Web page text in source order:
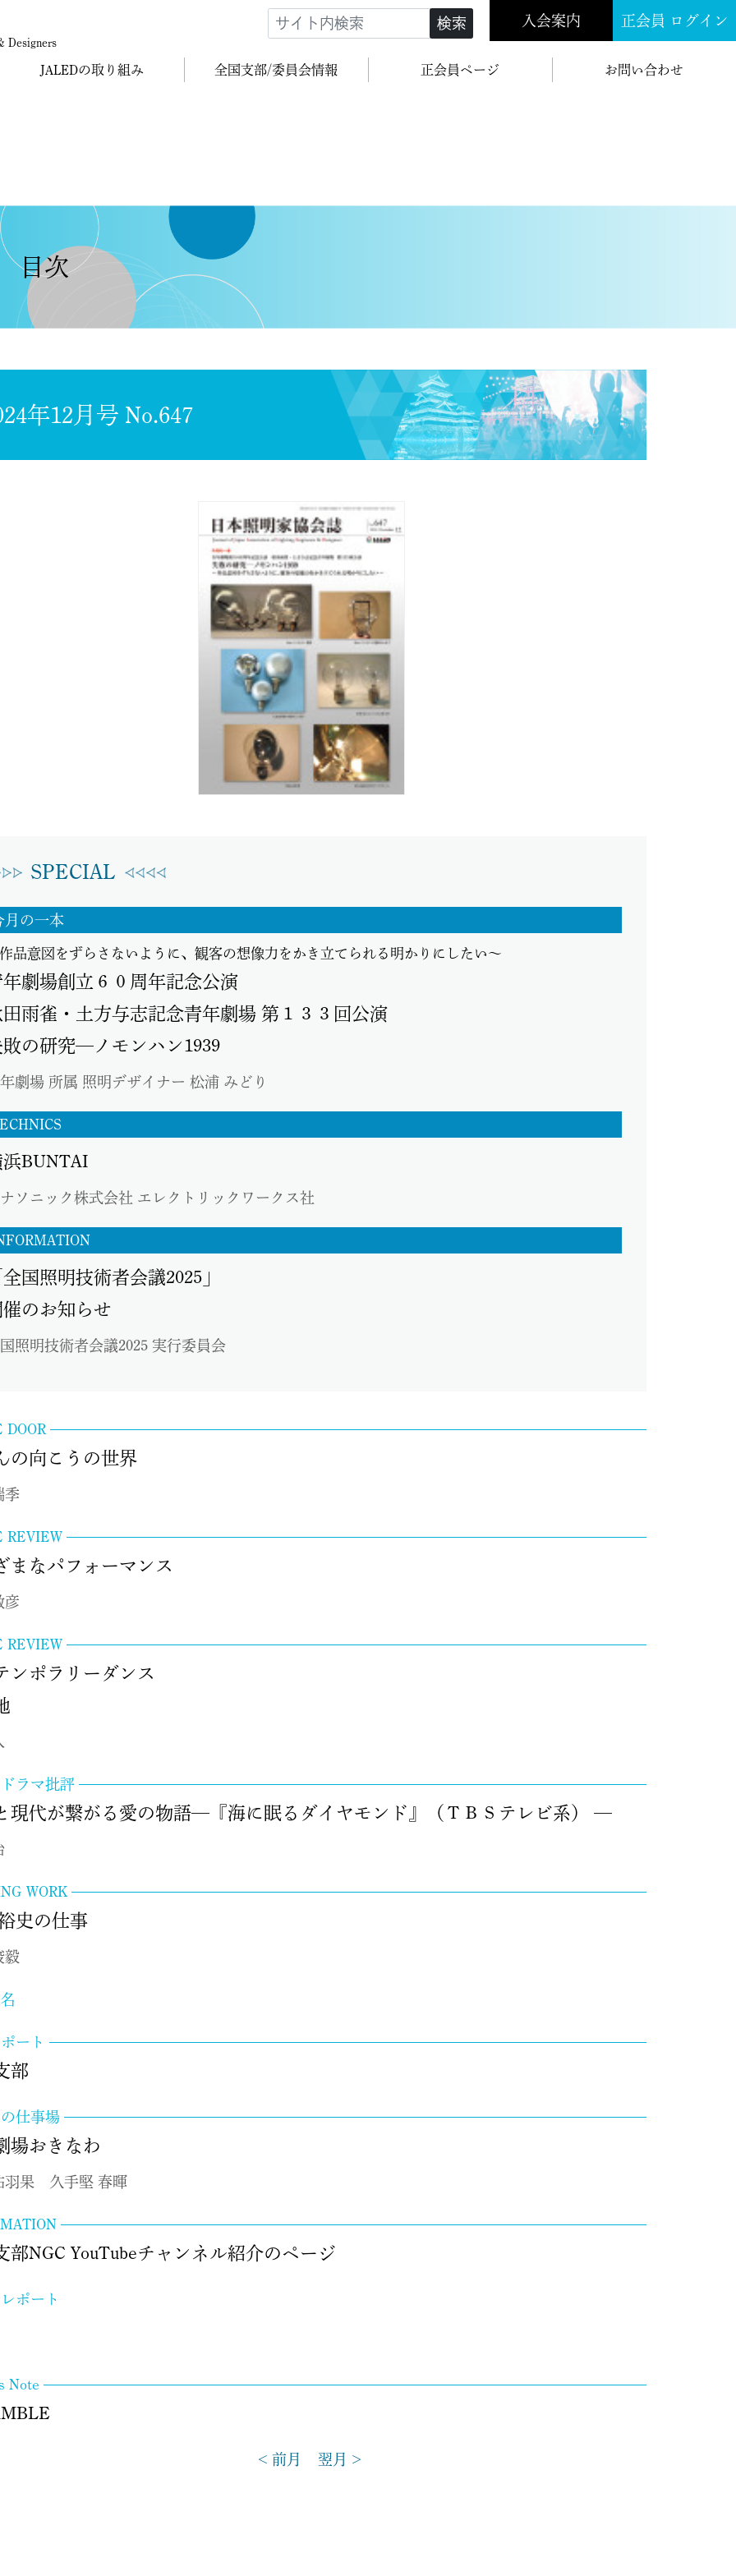
Designers
検索 入会案内 正会員 ログイン
JALEDの取り組み 全国支部/委員会情報 正会員ページ お問い合わせ
目次
年12月号 No.647
SPECIAL
月の一本
品意図をずらさないように、観客の想像力をかき立てられる明かりにしたい～
劇場創立６０周年記念公演
雨雀・土方与志記念青年劇場 第１３３回公演
敗の研究─ノモンハン1939
劇場 所属 照明デザイナー 松浦 みどり
浜BUNTAI
ソニック株式会社 エレクトリックワークス社
国照明技術者会議2025」
催のお知らせ
照明技術者会議2025 実行委員会
DOOR
の向こうの世界
季
REVIEW
まなパフォーマンス
彦
REVIEW
ンポラリーダンス
ラマ批評
現代が繋がる愛の物語─『海に眠るダイヤモンド』（ＴＢＳテレビ系） ─
WORK
史の仕事
毅
ート
部
仕事場
場おきなわ
羽果 久手堅 春暉
部NGC YouTubeチャンネル紹介のページ
ポート
Note
< 前月 翌月 >